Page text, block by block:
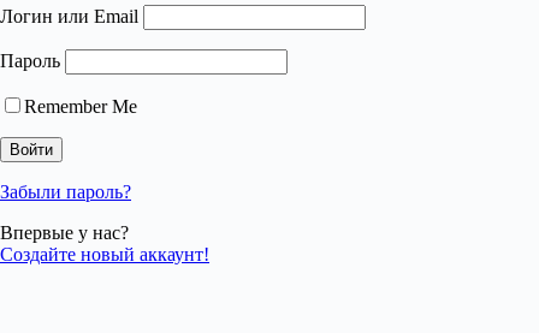
Логин или Email
Пароль
Remember Me
Забыли пароль?
Впервые у нас?
Создайте новый аккаунт!